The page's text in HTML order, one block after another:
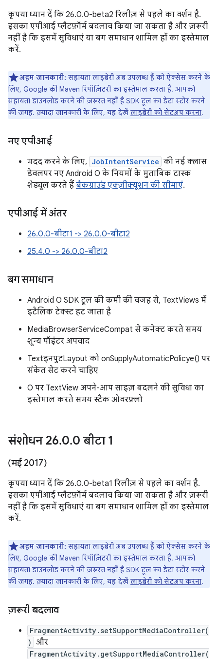
कृपया ध्यान दें कि 26.0.0-beta2 रिलीज़ से पहले का वर्शन है.
इसका एपीआई प्लैटफ़ॉर्म बदलाव किया जा सकता है और ज़रूरी
नहीं है कि इसमें सुविधाएं या बग समाधान शामिल हों का इस्तेमाल
करें.
अहम जानकारी: सहायता लाइब्रेरी अब उपलब्ध हैं को ऐक्सेस करने के
लिए, Google की Maven रिपॉज़िटरी का इस्तेमाल करता है. आपको
सहायता डाउनलोड करने की ज़रूरत नहीं है SDK टूल का डेटा स्टोर करने
की जगह. ज़्यादा जानकारी के लिए, यह देखें लाइब्रेरी को सेटअप करना.
नए एपीआई
मदद करने के लिए, JobIntentService की नई क्लास
डेवलपर नए Android O के नियमों के मुताबिक टास्क
शेड्यूल करते हैं बैकग्राउंड एक्ज़ीक्यूशन की सीमाएं.
एपीआई में अंतर
26.0.0-बीटा1 -> 26.0.0-बीटा2
25.4.0 -> 26.0.0-बीटा2
बग समाधान
Android O SDK टूल की कमी की वजह से, TextViews में
इटैलिक टेक्स्ट हट जाता है
MediaBrowserServiceCompat से कनेक्ट करते समय
शून्य पॉइंटर अपवाद
TextइनपुटLayout को onSupplyAutomaticPolicye() पर
संकेत सेट करने चाहिए
O पर TextView अपने-आप साइज़ बदलने की सुविधा का
इस्तेमाल करते समय स्टैक ओवरफ़्लो
संशोधन 26.0.0 बीटा 1
(मई 2017)
कृपया ध्यान दें कि 26.0.0-beta1 रिलीज़ से पहले का वर्शन है.
इसका एपीआई प्लैटफ़ॉर्म बदलाव किया जा सकता है और ज़रूरी
नहीं है कि इसमें सुविधाएं या बग समाधान शामिल हों का इस्तेमाल
करें.
अहम जानकारी: सहायता लाइब्रेरी अब उपलब्ध हैं को ऐक्सेस करने के
लिए, Google की Maven रिपॉज़िटरी का इस्तेमाल करता है. आपको
सहायता डाउनलोड करने की ज़रूरत नहीं है SDK टूल का डेटा स्टोर करने
की जगह. ज़्यादा जानकारी के लिए, यह देखें लाइब्रेरी को सेटअप करना.
ज़रूरी बदलाव
FragmentActivity.setSupportMediaController(
) और
FragmentActivity.getSupportMediaController(